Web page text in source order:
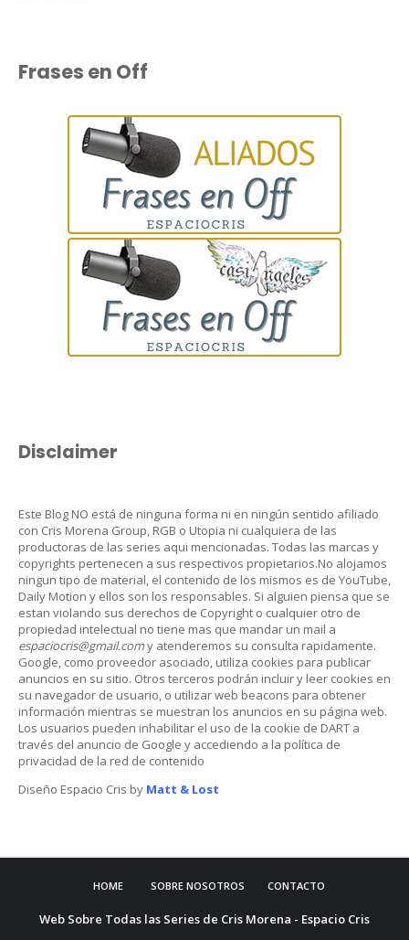
Frases en Off
Disclaimer
Este Blog NO está de ninguna forma ni en ningún sentido afiliado
con Cris Morena Group, RGB o Utopia ni cualquiera de las
productoras de las series aqui mencionadas. Todas las marcas y
copyrights pertenecen a sus respectivos propietarios.No alojamos
ningun tipo de material, el contenido de los mismos es de YouTube,
Daily Motion y ellos son los responsables. Si alguien piensa que se
estan violando sus derechos de Copyright o cualquier otro de
propiedad intelectual no tiene mas que mandar un mail a
espaciocris@gmail.comy atenderemos su consulta rapidamente.
Google, como proveedor asociado, utiliza cookies para publicar
anuncios en su sitio. Otros terceros podrán incluir y leer cookies en
su navegador de usuario, o utilizar web beacons para obtener
información mientras se muestran los anuncios en su página web.
Los usuarios pueden inhabilitar el uso de la cookie de DART a
través del anuncio de Google y accediendo a la política de
privacidad de la red de contenido
Diseño Espacio Cris by Matt & Lost
HOME SOBRE NOSOTROS CONTACTO
Web Sobre Todas las Series de Cris Morena - Espacio Cris